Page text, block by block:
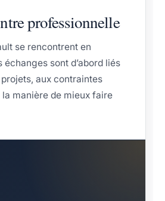
professionnelle
se rencontrent en
échanges sont d’abord liés
aux contraintes
manière de mieux faire